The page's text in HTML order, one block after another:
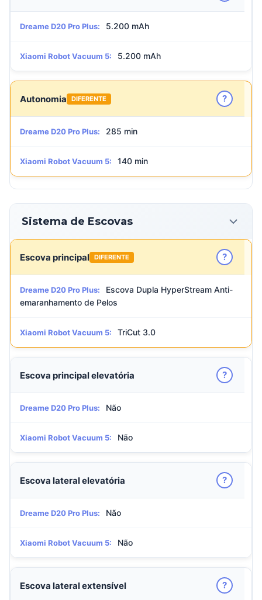
Dreame D20 Pro Plus: 5.200 mAh
Xiaomi Robot Vacuum 5: 5.200 mAh
Autonomia DIFERENTE ?
Dreame D20 Pro Plus: 285 min
Xiaomi Robot Vacuum 5: 140 min
Sistema de Escovas
Escova principal DIFERENTE ?
Dreame D20 Pro Plus:
Escova Dupla HyperStream Anti-
emaranhamento de Pelos
Xiaomi Robot Vacuum 5: TriCut 3.0
Escova principal elevatória ?
Dreame D20 Pro Plus: Não
Xiaomi Robot Vacuum 5: Não
Escova lateral elevatória ?
Dreame D20 Pro Plus: Não
Xiaomi Robot Vacuum 5: Não
Escova lateral extensível ?